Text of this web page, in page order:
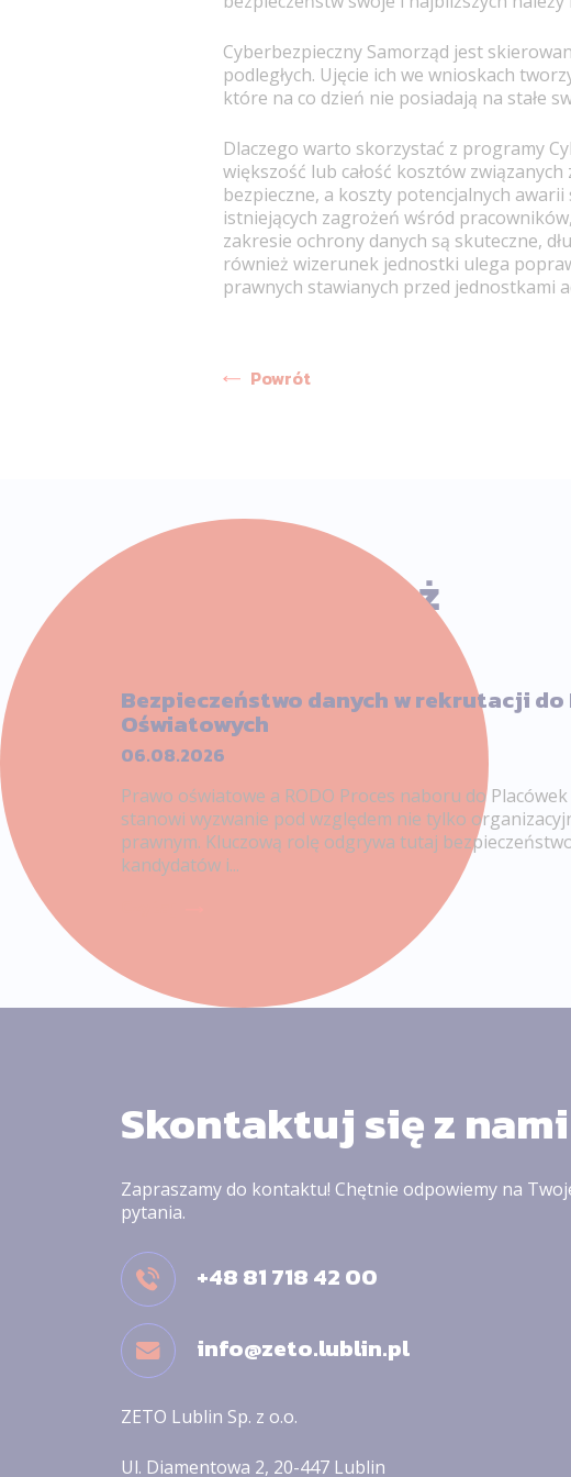
Cyberbezpieczny Samorząd jest
podległych. Ujęcie ich we wnioskach
które na co dzień nie posiadają na stałe
Dlaczego warto skorzystać z programy
większość lub całość kosztów
bezpieczne, a koszty potencjalnych
istniejących zagrożeń wśród
zakresie ochrony danych są skuteczne,
również wizerunek jednostki ulega
prawnych stawianych przed jednostkami
Powrót
Zobacz również
Bezpieczeństwo danych w rekrutacji do
Oświatowych
06.08.2026
Prawo oświatowe a RODO Proces naboru do
stanowi wyzwanie pod względem nie tylko
prawnym. Kluczową rolę odgrywa tutaj
kandydatów i...
Skontaktuj się z nami
Zapraszamy do kontaktu! Chętnie odpowiemy na
pytania.
+48 81 718 42 00
info@zeto.lublin.pl
ZETO Lublin Sp. z o.o.
Ul. Diamentowa 2, 20-447 Lublin